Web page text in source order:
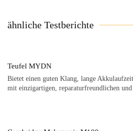
ähnliche Testberichte
Teufel MYDN
Bietet einen guten Klang, lange
mit einzigartigen, reparaturfreundlichen